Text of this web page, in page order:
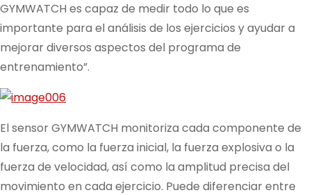
GYMWATCH es capaz de medir todo lo que es
importante para el análisis de los ejercicios y ayudar a
mejorar diversos aspectos del programa de
entrenamiento”.
El sensor GYMWATCH monitoriza cada componente de
la fuerza, como la fuerza inicial, la fuerza explosiva o la
fuerza de velocidad, así como la amplitud precisa del
movimiento en cada ejercicio. Puede diferenciar entre